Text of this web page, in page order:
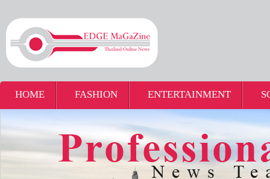
HOME FASHION ENTERTAINMENT